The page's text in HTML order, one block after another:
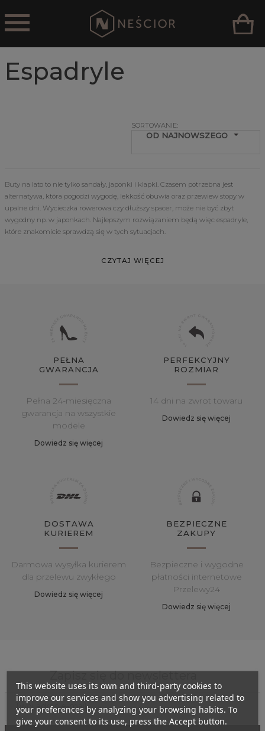
Espadryle
SORTOWANIE:
OD NAJNOWSZEGO
PRICE: LOWEST FIRST
PRICE: HIGHEST FIRST
Buty na lato to nie tylko sandały, japonki i klapki. Czasem potrzebna jest
alternatywa, która pogodzi wygodę, lekkość obuwia oraz przewiew stopy w
upalne dni. Wycieczka rowerowa czy dłuższy spacer, może nie być zbyt
wygodny np. w japonkach. Najlepszym rozwiązaniem będą więc espadryle,
które znakomicie sprawdzą się w tych sytuacjach.
CZYTAJ WIĘCEJ
PEŁNA
GWARANCJA
Pełna 24-miesięczna
gwarancja na wszystkie
modele
Dowiedz się więcej
PERFEKCYJNY
ROZMIAR
14 dni na zwrot towaru
Dowiedz się więcej
DOSTAWA
KURIEREM
Darmowa wysyłka kurierem
dla przelewu zwykłego
Dowiedz się więcej
BEZPIECZNE
ZAKUPY
Bezpieczne i wygodne
płatności internetowe
Przelewy24
Dowiedz się więcej
Zapisz się do newslettera
This website uses its own and third-party cookies to
improve our services and show you advertising related to
your preferences by analyzing your browsing habits. To
give your consent to its use, press the Accept button.